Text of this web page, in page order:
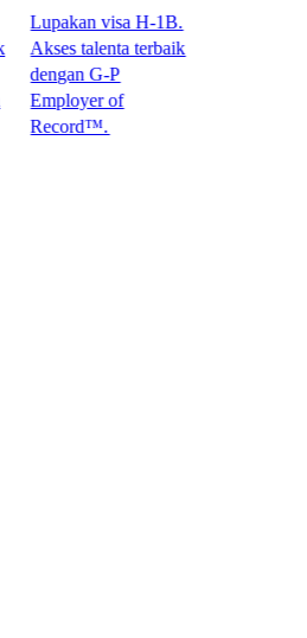
Lupakan visa H-1B.
Akses talenta terbaik
dengan G-P
Employer of
Record™.​​